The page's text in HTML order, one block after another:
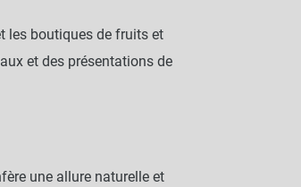
les boutiques de fruits et
et des présentations de
une allure naturelle et